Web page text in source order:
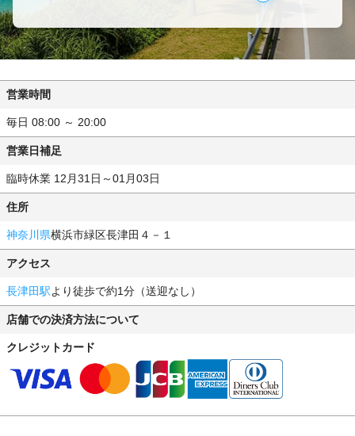
営業時間
毎日 08:00 ～ 20:00
営業日補足
臨時休業 12月31日～01月03日
住所
神奈川県横浜市緑区長津田４－１
アクセス
長津田駅より徒歩で約1分（送迎なし）
店舗での決済方法について
クレジットカード